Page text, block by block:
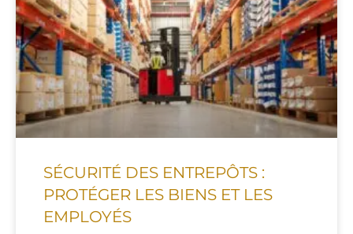
SÉCURITÉ DES ENTREPÔTS :
PROTÉGER LES BIENS ET LES
EMPLOYÉS